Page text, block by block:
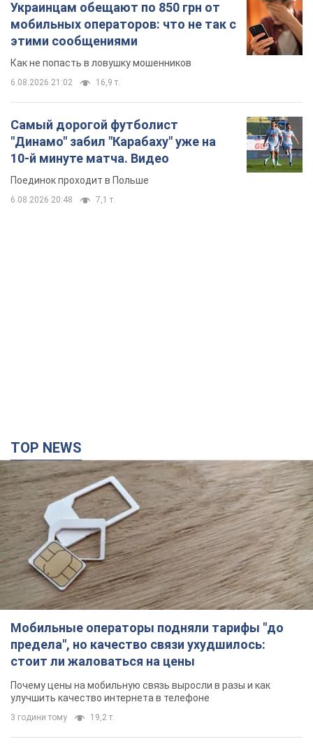
6.08.2026 20:48
Мобильные операторы подняли тарифы "до
предела", но качество связи ухудшилось:
стоит ли жаловаться на цены
Почему цены на мобильную связь выросли в разы и как
улучшить качество интернета в телефоне
3 години тому 19,2 т.
В оккупированной Ялте прогремели мощные
взрывы: поднимается черный дым. Фото и
видео
Город, вероятно, подвергся атаке дронов
годину тому
В Коблево в Николаевской области произошел
взрыв в море: погиб мужчина, есть